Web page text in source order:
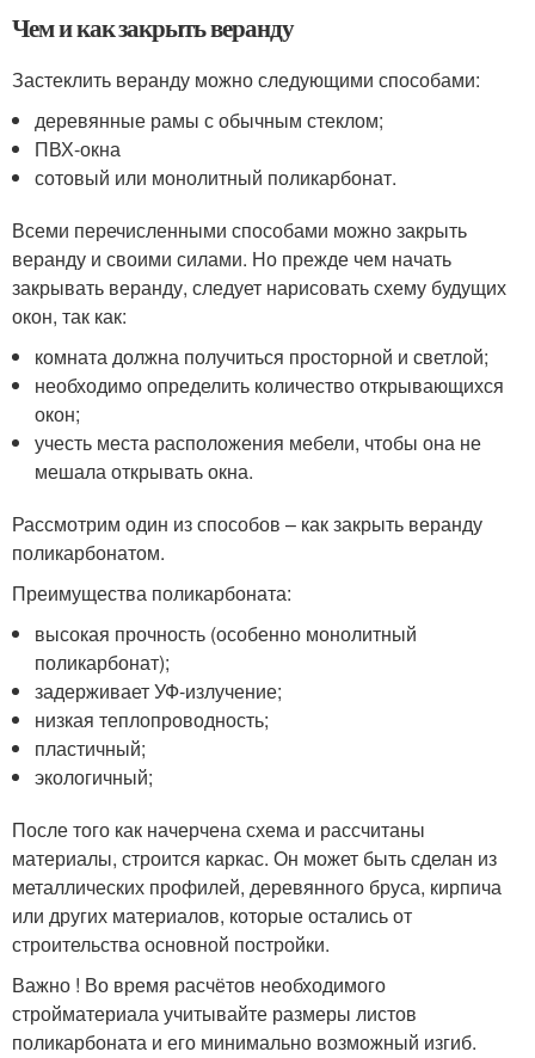
Чем и как закрыть веранду
Застеклить веранду можно следующими способами:
деревянные рамы с обычным стеклом;
ПВХ-окна
сотовый или монолитный поликарбонат.
Всеми перечисленными способами можно закрыть
веранду и своими силами. Но прежде чем начать
закрывать веранду, следует нарисовать схему будущих
окон, так как:
комната должна получиться просторной и светлой;
необходимо определить количество открывающихся
окон;
учесть места расположения мебели, чтобы она не
мешала открывать окна.
Рассмотрим один из способов – как закрыть веранду
поликарбонатом.
Преимущества поликарбоната:
высокая прочность (особенно монолитный
поликарбонат);
задерживает УФ-излучение;
низкая теплопроводность;
пластичный;
экологичный;
После того как начерчена схема и рассчитаны
материалы, строится каркас. Он может быть сделан из
металлических профилей, деревянного бруса, кирпича
или других материалов, которые остались от
строительства основной постройки.
Важно ! Во время расчётов необходимого
стройматериала учитывайте размеры листов
поликарбоната и его минимально возможный изгиб.